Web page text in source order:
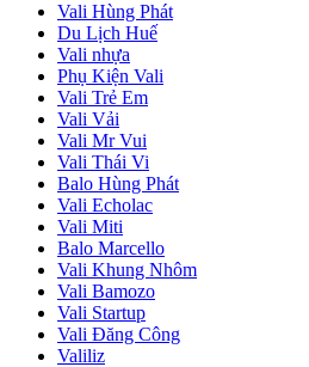
Vali Hùng Phát
Du Lịch Huế
Vali nhựa
Phụ Kiện Vali
Vali Trẻ Em
Vali Vải
Vali Mr Vui
Vali Thái Vi
Balo Hùng Phát
Vali Echolac
Vali Miti
Balo Marcello
Vali Khung Nhôm
Vali Bamozo
Vali Startup
Vali Đăng Công
Valiliz